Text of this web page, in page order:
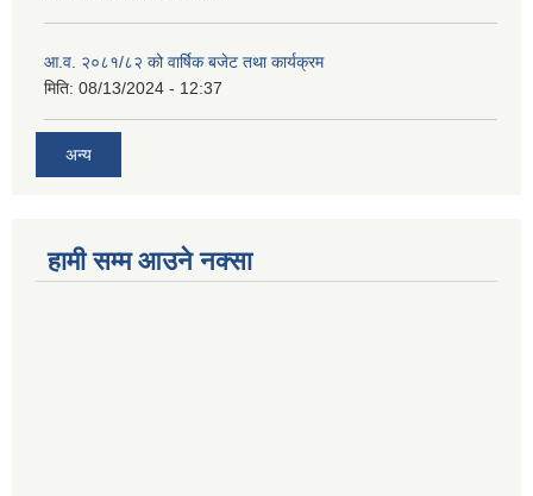
आ.व. २०८१/८२ को वार्षिक बजेट तथा कार्यक्रम
मिति: 08/13/2024 - 12:37
अन्य
हामी सम्म आउने नक्सा